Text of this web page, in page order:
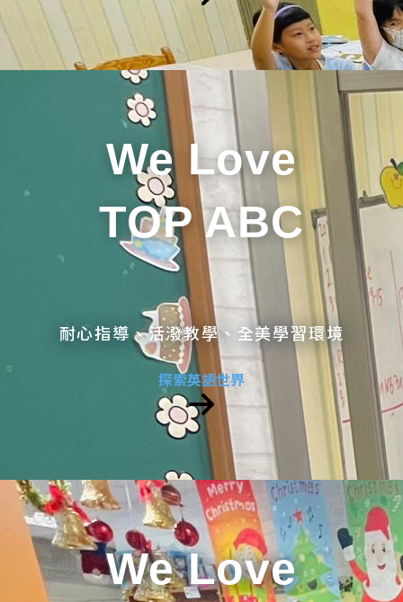
We Love
TOP ABC
耐心指導、活潑教學、全美學習環境
探索英語世界
We Love